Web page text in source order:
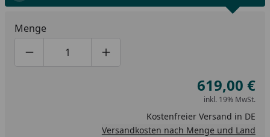
Menge
Produktmenge um eins verringern
Produktmenge manuell eingeben
Produktmenge um eins erhöhen
619,00 €
inkl. 19% MwSt.
Kostenfreier Versand in DE
Versandkosten nach Menge und Land